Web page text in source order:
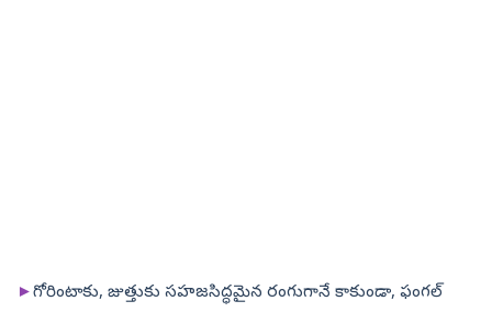
►గోరింటాకు, జుత్తుకు సహజసిద్ధమైన రంగుగానే కాకుండా, ఫంగల్‌